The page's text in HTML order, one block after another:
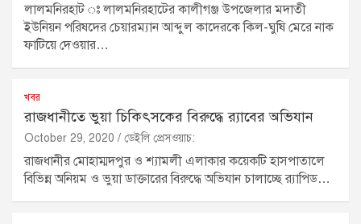
লালমনিরহাট ঃ লালমনিরহাটের কালীগঞ্জ উপজেলার মদাতী
ইউনিয়ন পরিষদের চেয়ারম্যান আব্দুল কাদেরকে কিল-ঘুষি মেরে নাক
ফাটিয়ে দেওয়ার…
খবর
রাজধানীতে ভুয়া চিকিৎসকের বিরুদ্ধে র‌্যাবের অভিযান
October 29, 2020 ডেইলি প্রেসওয়াচ:
রাজধানীর মোহাম্মদপুর ও শ্যামলী এলাকার কয়েকটি হাসপাতালে
বিভিন্ন অনিয়ম ও ভুয়া ডাক্তারের বিরুদ্ধে অভিযান চালাচ্ছে র‌্যাপিড…